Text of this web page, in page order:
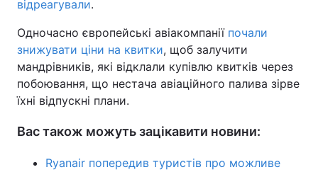
відреагували.
Одночасно європейські авіакомпанії почали
знижувати ціни на квитки, щоб залучити
мандрівників, які відклали купівлю квитків через
побоювання, що нестача авіаційного палива зірве
їхні відпускні плани.
Вас також можуть зацікавити новини:
Ryanair попередив туристів про можливе